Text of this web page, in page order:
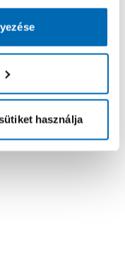
használja